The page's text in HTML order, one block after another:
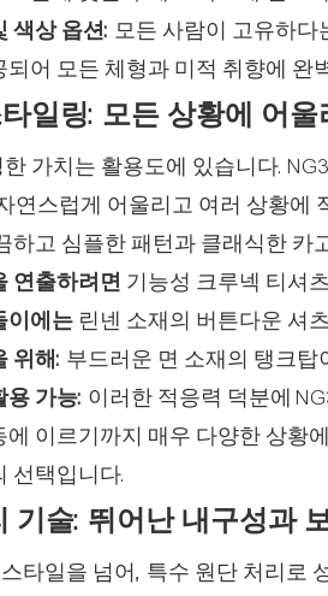
색상 옵션: 모든 사람이 고유하다
어 모든 체형과 미적 취향에 완
일링: 모든 상황에 어울
가치는 활용도에 있습니다.
연스럽게 어울리고 여러 상황에
하고 심플한 패턴과 클래식한 카
연출하려면 기능성 크루넥 티셔
이에는 린넨 소재의 버튼다운 셔
위해: 부드러운 면 소재의 탱크탑
용 가능: 이러한 적응력 덕분에
에 이르기까지 매우 다양한 상황
선택입니다.
기술: 뛰어난 내구성과
타일을 넘어, 특수 원단 처리로